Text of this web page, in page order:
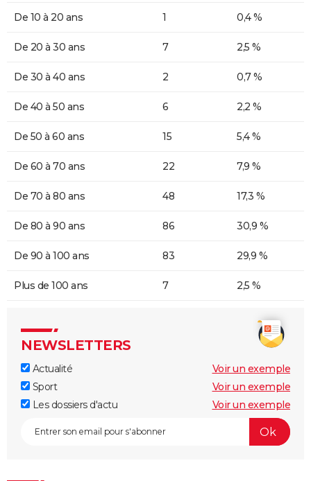
De 10 à 20 ans 1 0,4 %
De 20 à 30 ans 7 2,5 %
De 30 à 40 ans 2 0,7 %
De 40 à 50 ans 6 2,2 %
De 50 à 60 ans 15 5,4 %
De 60 à 70 ans 22 7,9 %
De 70 à 80 ans 48 17,3 %
De 80 à 90 ans 86 30,9 %
De 90 à 100 ans 83 29,9 %
Plus de 100 ans 7 2,5 %
NEWSLETTERS
Actualité
Voir un exemple
Sport
Voir un exemple
Les dossiers d'actu
Voir un exemple